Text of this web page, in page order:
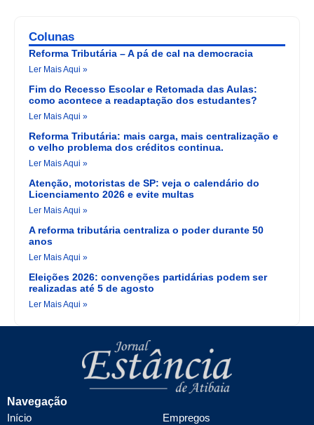
Colunas
Reforma Tributária – A pá de cal na democracia
Ler Mais Aqui »
Fim do Recesso Escolar e Retomada das Aulas:
como acontece a readaptação dos estudantes?
Ler Mais Aqui »
Reforma Tributária: mais carga, mais centralização e
o velho problema dos créditos continua.
Ler Mais Aqui »
Atenção, motoristas de SP: veja o calendário do
Licenciamento 2026 e evite multas
Ler Mais Aqui »
A reforma tributária centraliza o poder durante 50
anos
Ler Mais Aqui »
Eleições 2026: convenções partidárias podem ser
realizadas até 5 de agosto
Ler Mais Aqui »
Navegação
Início
Empregos